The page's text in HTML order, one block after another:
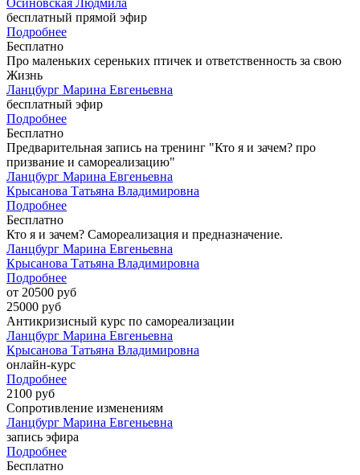
Осиновская Людмила
бесплатный прямой эфир
Подробнее
Бесплатно
Про маленьких сереньких птичек и ответственность за свою
Жизнь
Ланцбург Марина Евгеньевна
бесплатный эфир
Подробнее
Бесплатно
Предварительная запись на тренинг "Кто я и зачем? про
призвание и самореализацию"
Ланцбург Марина Евгеньевна
Крысанова Татьяна Владимировна
Подробнее
Бесплатно
Кто я и зачем? Самореализация и предназначение.
Ланцбург Марина Евгеньевна
Крысанова Татьяна Владимировна
Подробнее
от 20500 руб
25000 руб
Антикризисный курс по самореализации
Ланцбург Марина Евгеньевна
Крысанова Татьяна Владимировна
онлайн-курс
Подробнее
2100 руб
Сопротивление изменениям
Ланцбург Марина Евгеньевна
запись эфира
Подробнее
Бесплатно